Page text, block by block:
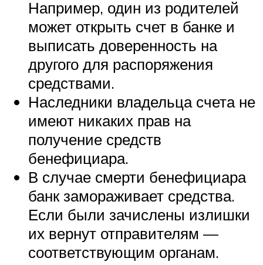
Например, один из родителей
может открыть счет в банке и
выписать доверенность на
другого для распоряжения
средствами.
Наследники владельца счета не
имеют никаких прав на
получение средств
бенефициара.
В случае смерти бенефициара
банк замораживает средства.
Если были зачислены излишки
их вернут отправителям —
соответствующим органам.